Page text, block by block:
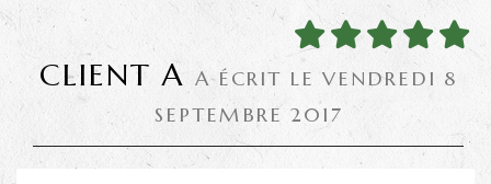
CLIENT A A ÉCRIT LE VENDREDI 8
SEPTEMBRE 2017